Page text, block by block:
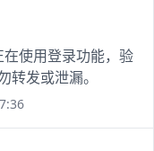
在使用登录功能，验
发或泄漏。